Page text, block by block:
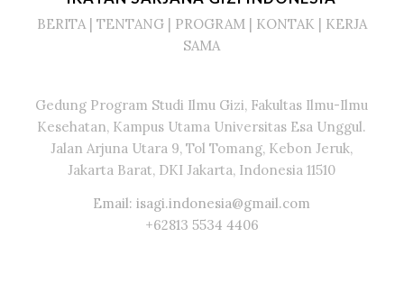
BERITA| TENTANG| PROGRAM | KONTAK | KERJA
SAMA
Gedung Program Studi Ilmu Gizi, Fakultas Ilmu-Ilmu
Kesehatan, Kampus Utama Universitas Esa Unggul.
Jalan Arjuna Utara 9, Tol Tomang, Kebon Jeruk,
Jakarta Barat, DKI Jakarta, Indonesia 11510
Email: isagi.indonesia@gmail.com
+62813 5534 4406